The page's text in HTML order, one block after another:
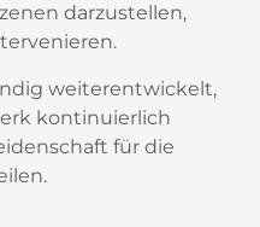
darzustellen,
weiterentwickelt,
kontinuierlich
für die